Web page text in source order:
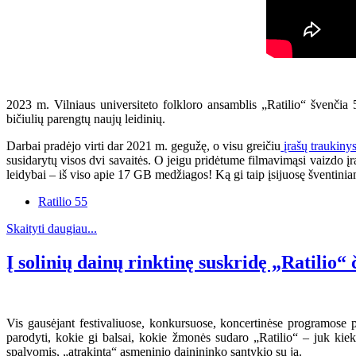
2023 m. Vilniaus universiteto folkloro ansamblis „Ratilio“
bičiulių parengtų naujų leidinių.
Darbai pradėjo virti dar 2021 m. gegužę, o visu greičiu įrašų
susidarytų visos dvi savaitės. O jeigu pridėtume filmavimąsi vaizdo
leidybai – iš viso apie 17 GB medžiagos! Ką gi taip įsijuosę
Ratilio 55
Skaityti daugiau...
Į solinių dainų rinktinę suskridę „Ratilio“
Vis gausėjant festivaliuose, konkursuose, koncertinėse
parodyti, kokie gi balsai, kokie žmonės sudaro „Ratilio“ – juk
spalvomis, „atrakinta“ asmeninio dainininko santykio su ja.